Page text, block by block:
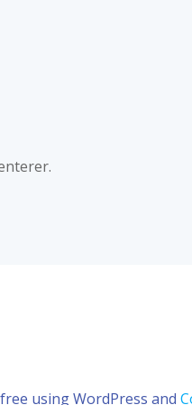
using WordPress and